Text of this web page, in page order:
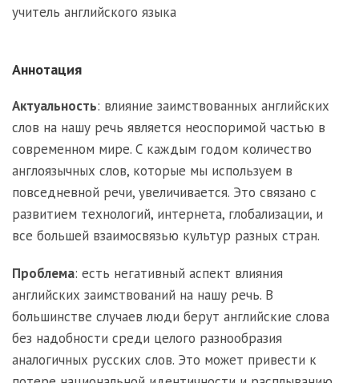
учитель английского языка
Аннотация
Актуальность: влияние заимствованных английских
слов на нашу речь является неоспоримой частью в
современном мире. С каждым годом количество
англоязычных слов, которые мы используем в
повседневной речи, увеличивается. Это связано с
развитием технологий, интернета, глобализации, и
все большей взаимосвязью культур разных стран.
Проблема: есть негативный аспект влияния
английских заимствований на нашу речь. В
большинстве случаев люди берут английские слова
без надобности среди целого разнообразия
аналогичных русских слов. Это может привести к